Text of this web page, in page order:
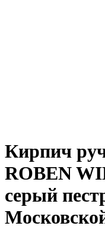
Кирпич
ROBEN
серый